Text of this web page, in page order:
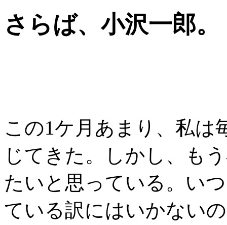
さらば、小沢一郎。
この1ケ月あまり、私は
じてきた。しかし、も
たいと思っている。い
ている訳にはいかない